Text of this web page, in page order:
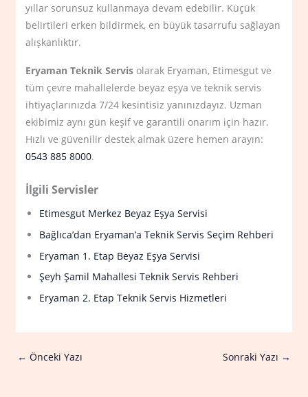
yıllar sorunsuz kullanmaya devam edebilir. Küçük
belirtileri erken bildirmek, en büyük tasarrufu sağlayan
alışkanlıktır.
Eryaman Teknik Servis olarak Eryaman, Etimesgut ve
tüm çevre mahallelerde beyaz eşya ve teknik servis
ihtiyaçlarınızda 7/24 kesintisiz yanınızdayız. Uzman
ekibimiz aynı gün keşif ve garantili onarım için hazır.
Hızlı ve güvenilir destek almak üzere hemen arayın:
0543 885 8000.
İlgili Servisler
Etimesgut Merkez Beyaz Eşya Servisi
Bağlıca’dan Eryaman’a Teknik Servis Seçim Rehberi
Eryaman 1. Etap Beyaz Eşya Servisi
Şeyh Şamil Mahallesi Teknik Servis Rehberi
Eryaman 2. Etap Teknik Servis Hizmetleri
← Önceki Yazı Sonraki Yazı →